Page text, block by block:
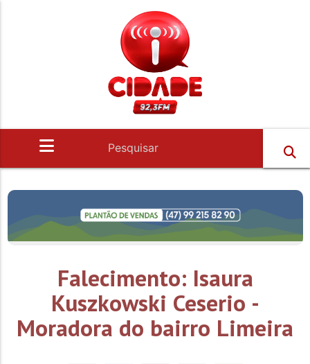
Falecimento: Isaura
Kuszkowski Ceserio -
Moradora do bairro Limeira